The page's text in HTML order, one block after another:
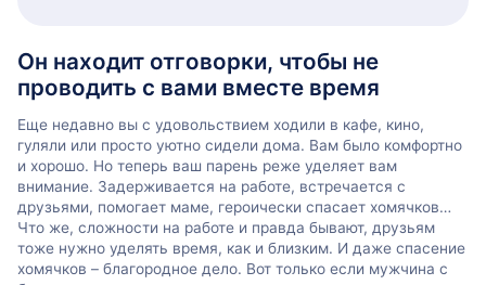
Он находит отговорки, чтобы не
проводить с вами вместе время
Еще недавно вы с удовольствием ходили в кафе, кино,
гуляли или просто уютно сидели дома. Вам было комфортно
и хорошо. Но теперь ваш парень реже уделяет вам
внимание. Задерживается на работе, встречается с
друзьями, помогает маме, героически спасает хомячков…
Что же, сложности на работе и правда бывают, друзьям
тоже нужно уделять время, как и близким. И даже спасение
хомячков – благородное дело. Вот только если мужчина с